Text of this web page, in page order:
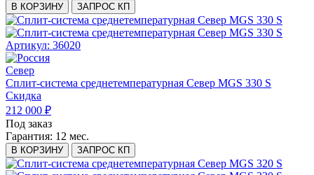
В КОРЗИНУ ЗАПРОС КП
Артикул: 36020
Север
Сплит-система среднетемпературная Север MGS 330 S
Скидка
212 000 ₽
Под заказ
Гарантия: 12 мес.
В КОРЗИНУ ЗАПРОС КП